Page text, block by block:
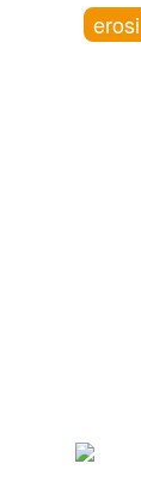
erosi